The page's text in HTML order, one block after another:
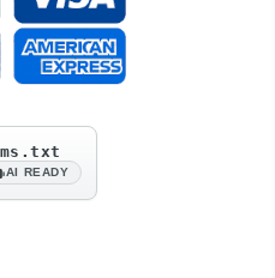
AI READY